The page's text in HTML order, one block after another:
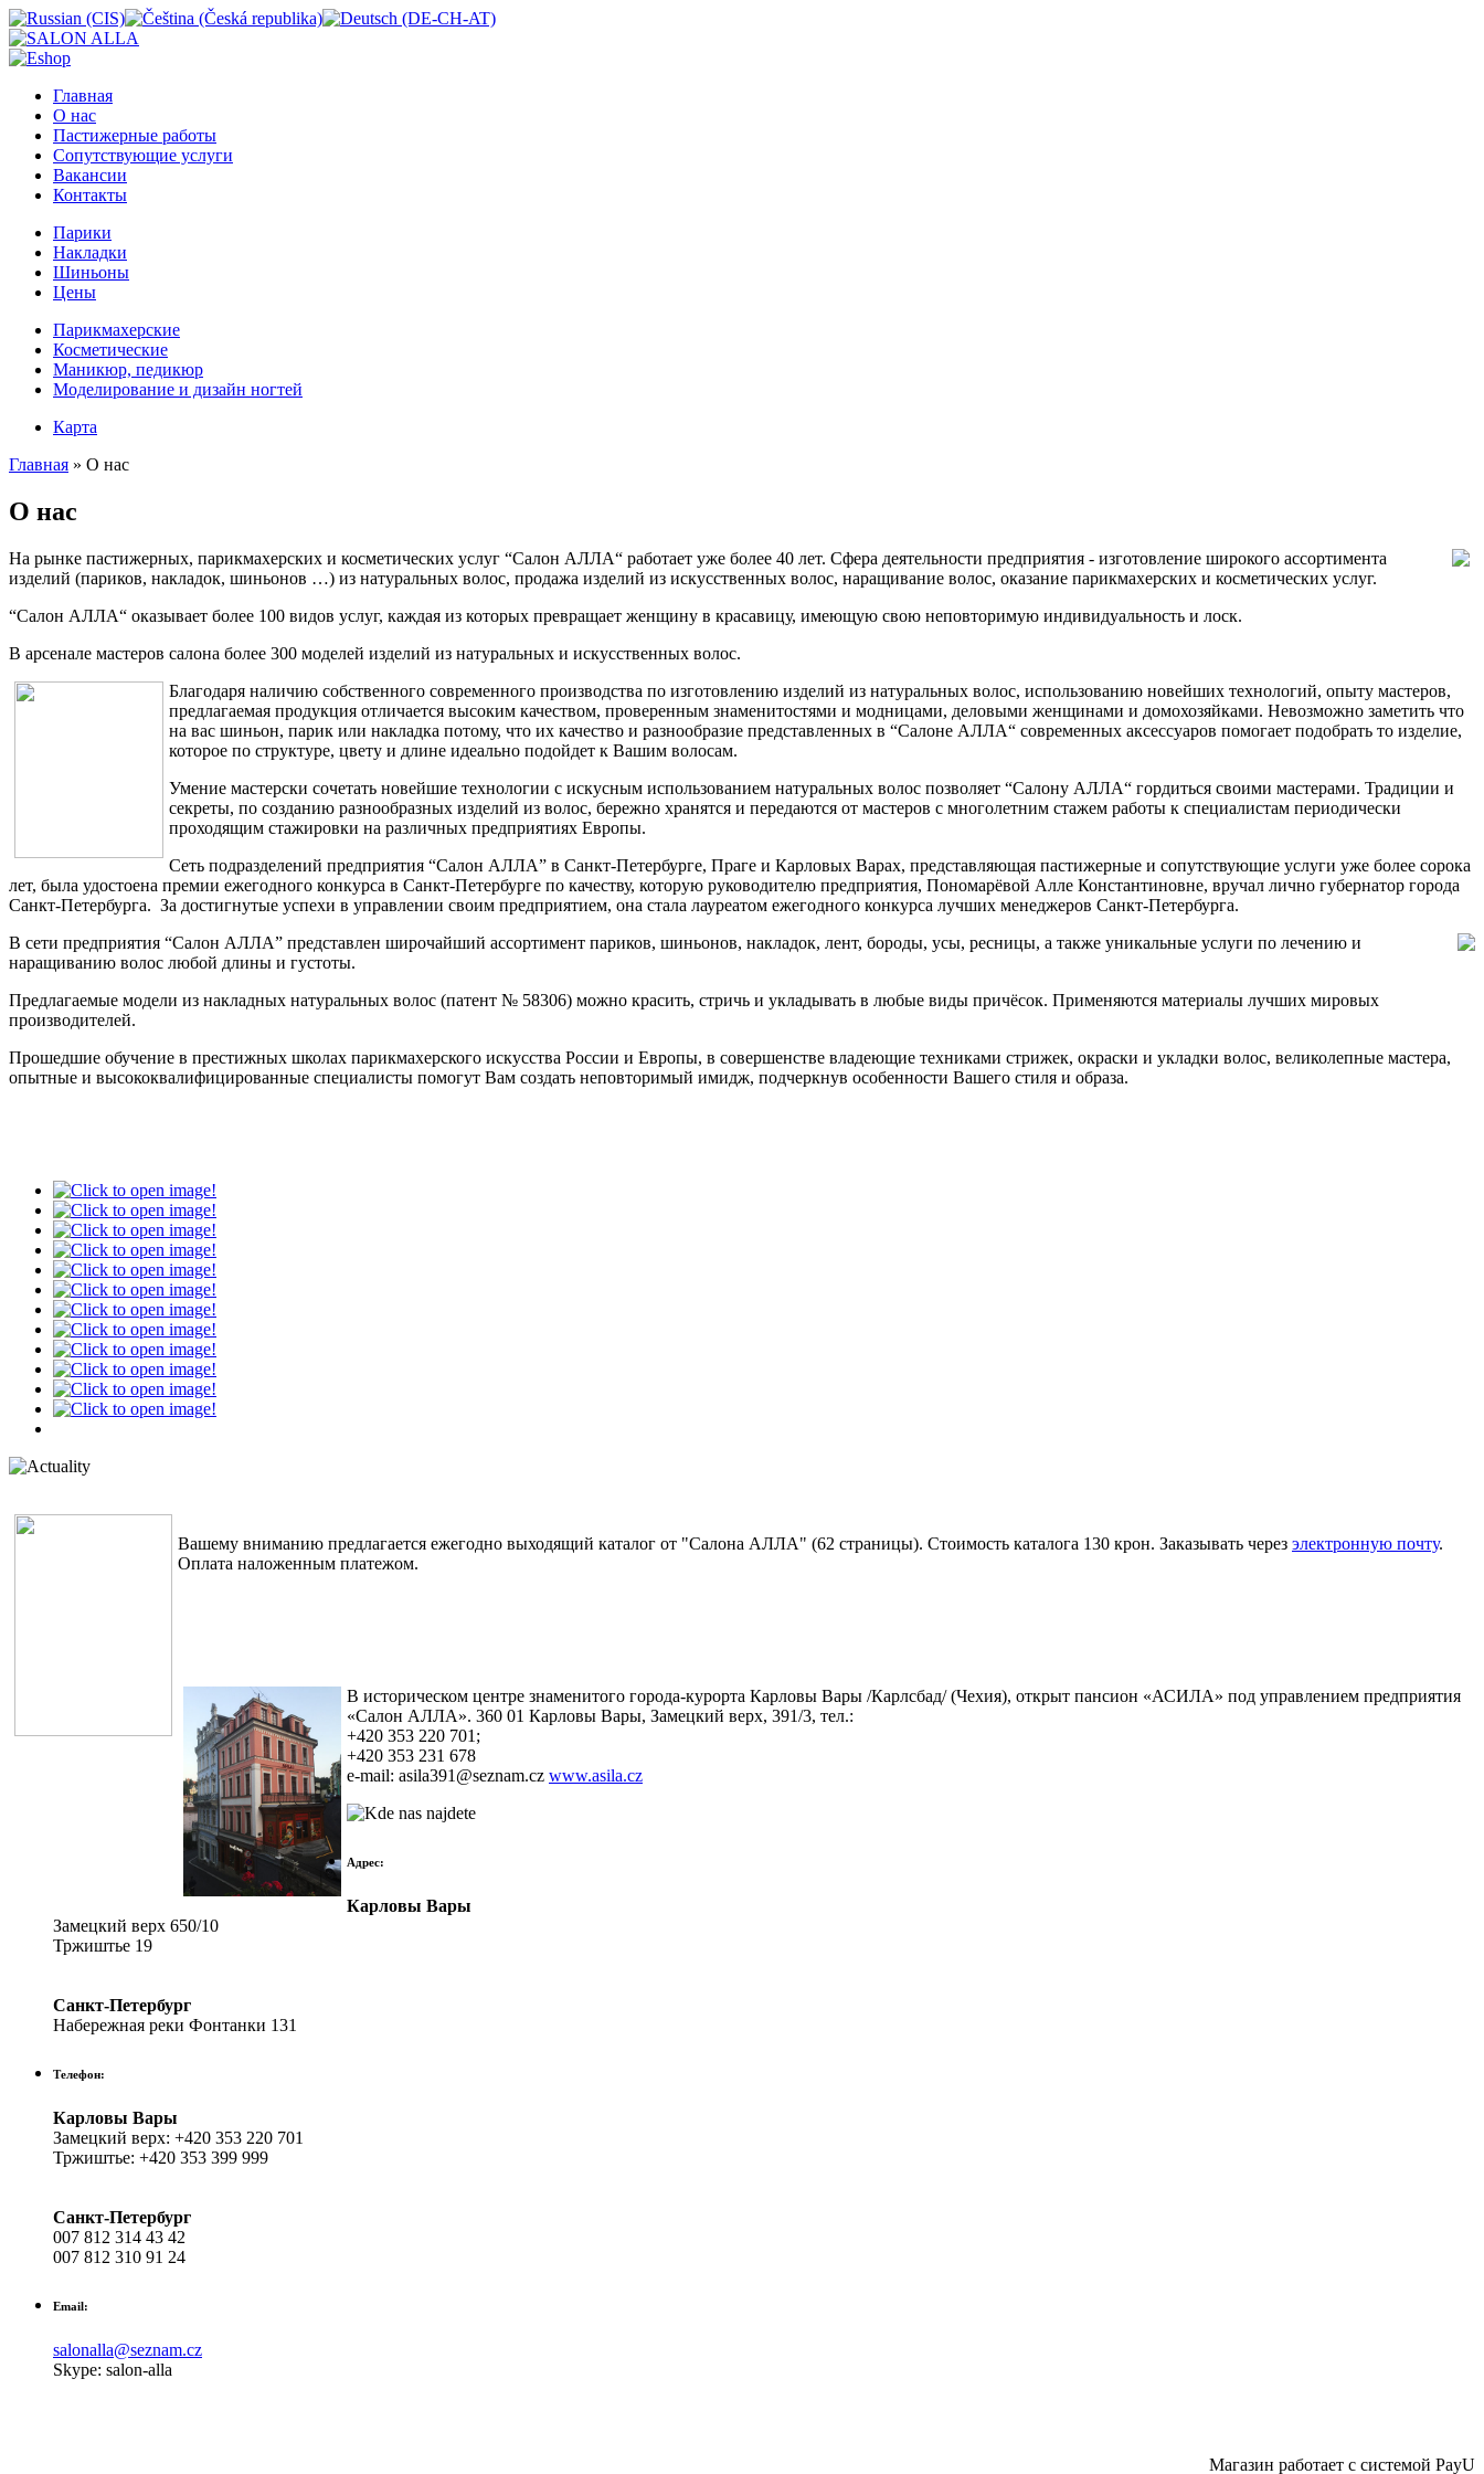
Главная
О нас
Пастижерные работы
Сопутствующие услуги
Вакансии
Контакты
Парики
Накладки
Шиньоны
Цены
Парикмахерские
Косметические
Маникюр, педикюр
Моделирование и дизайн ногтей
Карта
Главная » О нас
О нас
На рынке пастижерных, парикмахерских и косметических услуг “Салон АЛЛА“ работает уже более 40 лет. Сфера деятельности предприятия - изготовление широкого ассортимента
изделий (париков, накладок, шиньонов …) из натуральных волос, продажа изделий из искусственных волос, наращивание волос, оказание парикмахерских и косметических услуг.
“Салон АЛЛА“ оказывает более 100 видов услуг, каждая из которых превращает женщину в красавицу, имеющую свою неповторимую индивидуальность и лоск.
В арсенале мастеров салона более 300 моделей изделий из натуральных и искусственных волос.
Благодаря наличию собственного современного производства по изготовлению изделий из натуральных волос, использованию новейших технологий, опыту мастеров,
предлагаемая продукция отличается высоким качеством, проверенным знаменитостями и модницами, деловыми женщинами и домохозяйками. Невозможно заметить что
на вас шиньон, парик или накладка потому, что их качество и разнообразие представленных в “Салоне АЛЛА“ современных аксессуаров помогает подобрать то изделие,
которое по структуре, цвету и длине идеально подойдет к Вашим волосам.
Умение мастерски сочетать новейшие технологии с искусным использованием натуральных волос позволяет “Салону АЛЛА“ гордиться своими мастерами. Традиции и
секреты, по созданию разнообразных изделий из волос, бережно хранятся и передаются от мастеров с многолетним стажем работы к специалистам периодически
проходящим стажировки на различных предприятиях Европы.
Сеть подразделений предприятия “Салон АЛЛА” в Санкт-Петербурге, Праге и Карловых Варах, представляющая пастижерные и сопутствующие услуги уже более сорока
лет, была удостоена премии ежегодного конкурса в Санкт-Петербурге по качеству, которую руководителю предприятия, Пономарёвой Алле Константиновне, вручал лично губернатор города
Санкт-Петербурга. За достигнутые успехи в управлении своим предприятием, она стала лауреатом ежегодного конкурса лучших менеджеров Санкт-Петербурга.
В сети предприятия “Салон АЛЛА” представлен широчайший ассортимент париков, шиньонов, накладок, лент, бороды, усы, ресницы, а также уникальные услуги по лечению и
наращиванию волос любой длины и густоты.
Предлагаемые модели из накладных натуральных волос (патент № 58306) можно красить, стричь и укладывать в любые виды причёсок. Применяются материалы лучших мировых
производителей.
Прошедшие обучение в престижных школах парикмахерского искусства России и Европы, в совершенстве владеющие техниками стрижек, окраски и укладки волос, великолепные мастера,
опытные и высококвалифицированные специалисты помогут Вам создать неповторимый имидж, подчеркнув особенности Вашего стиля и образа.
Вашему вниманию предлагается ежегодно выходящий каталог от "Салона АЛЛА" (62 страницы). Стоимость каталога 130 крон. Заказывать через электронную почту.
Оплата наложенным платежом.
В историческом центре знаменитого города-курорта Карловы Вары /Карлсбад/ (Чехия), открыт пансион «АСИЛА» под управлением предприятия
«Салон АЛЛА». 360 01 Карловы Вары, Замецкий верх, 391/3, тел.:
+420 353 220 701;
+420 353 231 678
e-mail: asila391@seznam.cz www.asila.cz
Адрес:
Карловы Вары
Замецкий верх 650/10
Тржиштье 19
Санкт-Петербург
Набережная реки Фонтанки 131
Телефон:
Карловы Вары
Замецкий верх: +420 353 220 701
Тржиштье: +420 353 399 999
Санкт-Петербург
007 812 314 43 42
007 812 310 91 24
Email:
salonalla@seznam.cz
Skype: salon-alla
Магазин работает с системой PayU